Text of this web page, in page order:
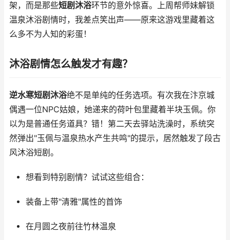
架，而是那些短剧沐浴环节的意外惊喜。上周帮师妹解锁
温泉沐浴剧情时，我差点笑出声——原来这游戏里藏着这
么多不为人知的彩蛋！
沐浴剧情怎么触发才有趣？
逆水寒短剧沐浴绝不是单纯的任务选项。有次我在汴京城
偶遇一位NPC姑娘，她递来的荷叶包里藏着半块玉佩。你
以为是普通任务道具？错！第二天去驿站洗澡时，系统突
然弹出"玉佩与温泉热水产生共鸣"的提示，居然触发了段古
风沐浴短剧。
想看到特别剧情？试试这些组合：
装备上带"清雅"属性的首饰
在月圆之夜前往竹林温泉